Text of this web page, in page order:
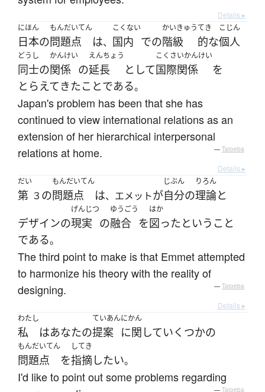
Details ▸
にほん
日本の
もんだいてん
問題点 は、
こくない
国内 での
かいきゅう
階級
てき
的な
こじん
個人
どうし
同士の
かんけい
関係 の
えんちょう
延長 として
こくさいかんけい
国際関係
を
とらえて きたことである。
Japan's problem has been that she has
continued to view international relations as an
extension of her hierarchical interpersonal
relations at home.
— Tatoeba
Details ▸
だい
第 ３ の
もんだいてん
問題点 は、エメットが
じぶん
自分の
りろん
理論と
デザインの
げんじつ
現実 の
ゆうごう
融合 を
はか
図ったという こと
である。
The third point to make is that Emmet attempted
to harmonize his theory with the reality of
designing.
— Tatoeba
Details ▸
わたし
私 はあなたの
ていあん
提案
にかん
に関していくつかの
もんだいてん
問題点 を
してき
指摘 したい。
I'd like to point out some problems regarding
— Tatoeba